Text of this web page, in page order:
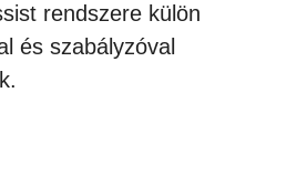
rendszere külön
és szabályzóval